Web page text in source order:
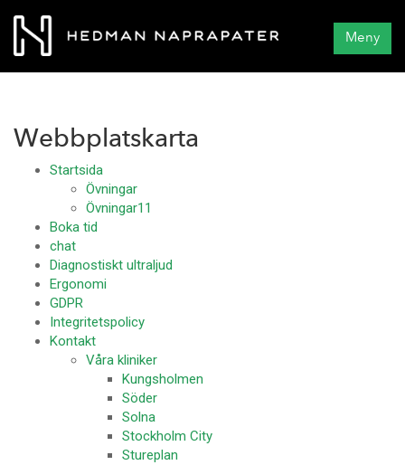
Meny
Webbplatskarta
Startsida
Övningar
Övningar11
Boka tid
chat
Diagnostiskt ultraljud
Ergonomi
GDPR
Integritetspolicy
Kontakt
Våra kliniker
Kungsholmen
Söder
Solna
Stockholm City
Stureplan